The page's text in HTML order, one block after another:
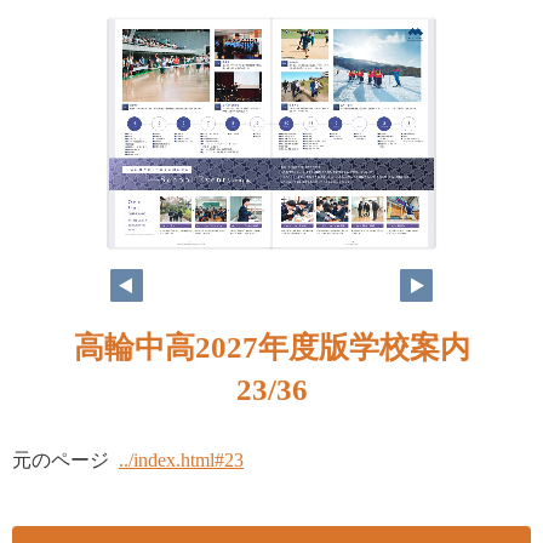
高輪中高2027年度版学校案内
23/36
元のページ ../index.html#23